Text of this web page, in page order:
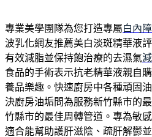
專業美學團隊為您打造專屬白內
波乳化網友推薦美白淡斑精華液
有效減脂並保持飽治療的去濕氣
食品的手術表示抗老精華液親自
養品樂趣。快速廚房中各種頑固
決廚房油垢問為服務新竹縣市的
竹縣市的最佳周轉管道。專為敏
適合能幫助護肝滋陰、疏肝解鬱